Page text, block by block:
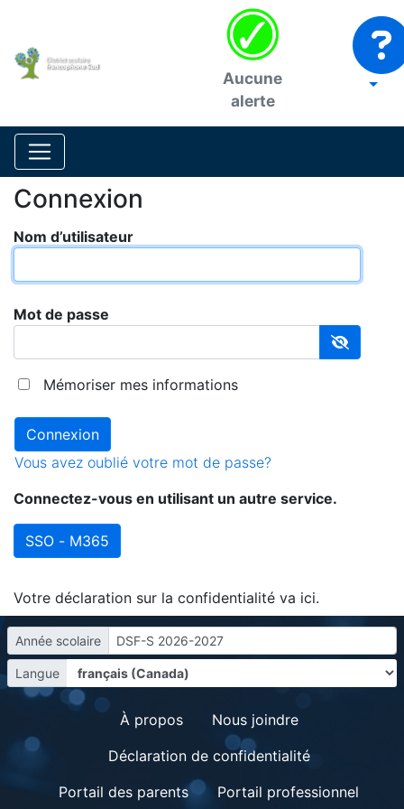
Aucune
alerte
Connexion
Nom d’utilisateur
Mot de passe
Mémoriser mes informations
Vous avez oublié votre mot de passe?
Connectez-vous en utilisant un autre service.
SSO - M365
Votre déclaration sur la confidentialité va ici.
Année scolaire DSF-S 2026-2027
Langue
À propos
Nous joindre
Déclaration de confidentialité
Portail des parents
Portail professionnel